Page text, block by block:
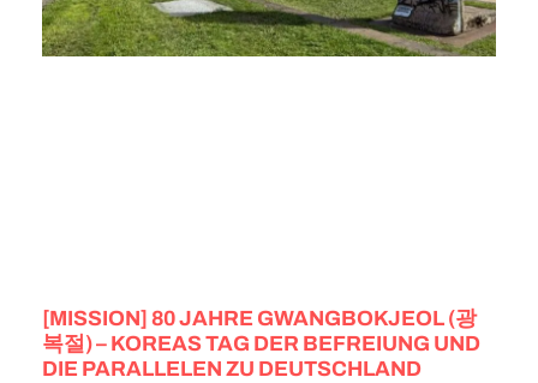
[MISSION] 80 JAHRE GWANGBOKJEOL (광
복절) – KOREAS TAG DER BEFREIUNG UND
DIE PARALLELEN ZU DEUTSCHLAND